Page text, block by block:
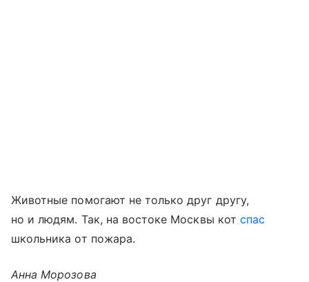
Животные помогают не только друг другу,
но и людям. Так, на востоке Москвы кот спас
школьника от пожара.
Анна Морозова